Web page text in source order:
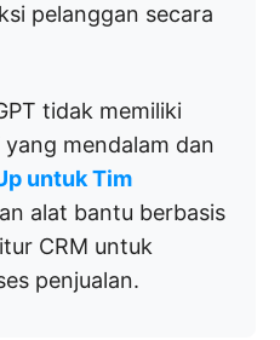
pelanggan secara
tidak memiliki
mendalam dan
untuk Tim
alat bantu berbasis
CRM untuk
penjualan.